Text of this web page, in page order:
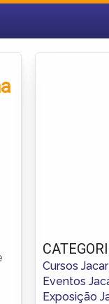
Cursos
Eventos
Exposição